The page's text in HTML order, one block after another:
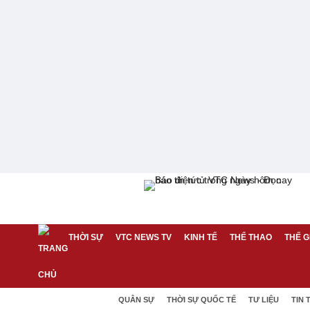
THỜI SỰ VTC NEWS TV KINH TẾ THỂ THAO THẾ
QUÂN SỰ THỜI SỰ QUỐC TẾ TƯ LIỆU TIN